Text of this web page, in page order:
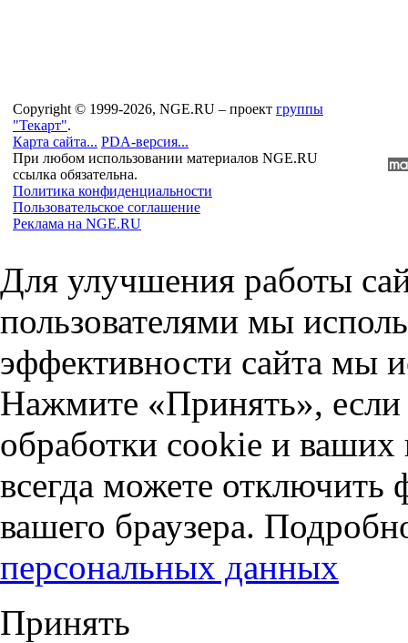
Copyright © 1999-2026, NGE.RU – проект группы
"Текарт".
Карта сайта... PDA-версия...
При любом использовании материалов NGE.RU
ссылка обязательна.
Политика конфиденциальности
Пользовательское соглашение
Реклама на NGE.RU
Для улучшения работы
пользователями мы
эффективности сайта мы
Нажмите «Принять», если
обработки cookie и
всегда можете отключить
вашего браузера.
персональных данных
Принять